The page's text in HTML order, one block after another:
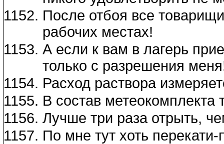
После отбоя все
рабочих местах!
А если к вам в лагерь
только с разрешения
Расход раствора
В состав метеокомплекта
Лучше три раза отрыть,
По мне тут хоть